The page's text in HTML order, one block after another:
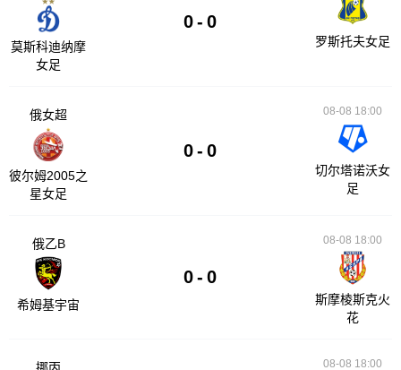
莫斯科迪纳摩
女足
0 - 0
罗斯托夫女足
俄女超
彼尔姆2005之
星女足
0 - 0
08-08 18:00
切尔塔诺沃女
足
俄乙B
希姆基宇宙
0 - 0
08-08 18:00
斯摩棱斯克火
花
挪丙 08-08 18:00